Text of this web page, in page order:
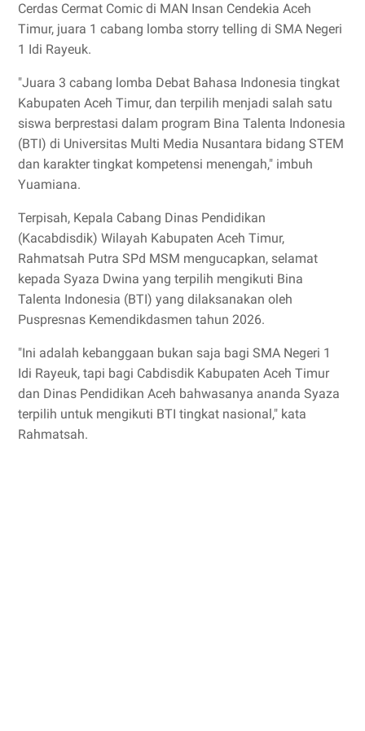
Cerdas Cermat Comic di MAN Insan Cendekia Aceh
Timur, juara 1 cabang lomba storry telling di SMA Negeri
1 Idi Rayeuk.
"Juara 3 cabang lomba Debat Bahasa Indonesia tingkat
Kabupaten Aceh Timur, dan terpilih menjadi salah satu
siswa berprestasi dalam program Bina Talenta Indonesia
(BTI) di Universitas Multi Media Nusantara bidang STEM
dan karakter tingkat kompetensi menengah," imbuh
Yuamiana.
Terpisah, Kepala Cabang Dinas Pendidikan
(Kacabdisdik) Wilayah Kabupaten Aceh Timur,
Rahmatsah Putra SPd MSM mengucapkan, selamat
kepada Syaza Dwina yang terpilih mengikuti Bina
Talenta Indonesia (BTI) yang dilaksanakan oleh
Puspresnas Kemendikdasmen tahun 2026.
"Ini adalah kebanggaan bukan saja bagi SMA Negeri 1
Idi Rayeuk, tapi bagi Cabdisdik Kabupaten Aceh Timur
dan Dinas Pendidikan Aceh bahwasanya ananda Syaza
terpilih untuk mengikuti BTI tingkat nasional," kata
Rahmatsah.